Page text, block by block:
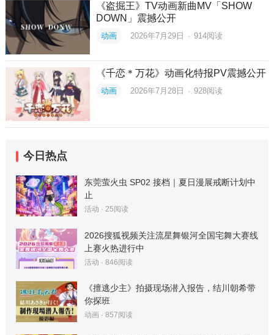
《盗掘王》TV动画新曲MV「SHOW
DOWN」震撼公开
动画 2026年7月29日 · 914阅读
《千恋＊万花》动画化特报PV震撼公开
动画 2026年7月28日 · 928阅读
今日热点
东莞萤火虫 SP02 接档｜夏日漫展戒断计划中
止
活动 · 25阅读
2026搜狐视频关注流星舞银河全国宅舞大赛线
上赛火热进行中
活动 · 846阅读
《擅逃少主》拍摄现场潜入报告，结川朝希带
你探班
动画· 857阅读